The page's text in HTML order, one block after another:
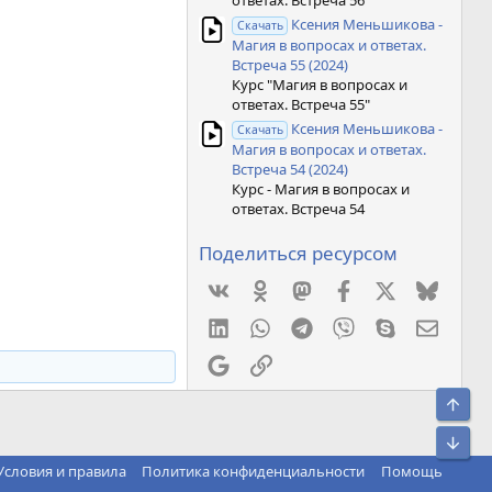
Скачать Ксения Меньшикова -
Магия в вопросах и ответах.
Встреча 55 (2024)
Курс "Магия в вопросах и
ответах. Встреча 55"
Скачать Ксения Меньшикова -
Магия в вопросах и ответах.
Встреча 54 (2024)
Курс - Магия в вопросах и
ответах. Встреча 54
Поделиться ресурсом
VkontakteOdnoklassniki
MastodonFacebook
LinkedInWhatsAppTelegram
Viber Skype
GoogleСсылка
и правила Политика конфиденциальности Помощь